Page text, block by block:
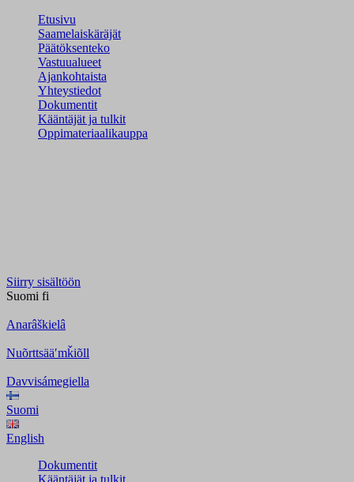
Etusivu
Saamelaiskäräjät
Päätöksenteko
Vastuualueet
Ajankohtaista
Yhteystiedot
Dokumentit
Kääntäjät ja tulkit
Oppimateriaalikauppa
Siirry sisältöön
Suomi fi
Anarâškielâ
Nuõrttsääʹmǩiõll
Davvisámegiella
Suomi
English
Dokumentit
Kääntäjät ja tulkit